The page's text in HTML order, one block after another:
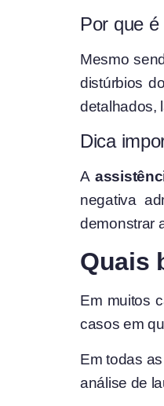
Por que
Mesmo
distúrbios
detalhados,
Dica
A
negativa
demonstrar
Quais
Em muitos
casos em
Em todas
análise de